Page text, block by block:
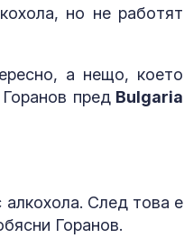
но не работят
а нещо, което
предBulgaria
След това е
Горанов.